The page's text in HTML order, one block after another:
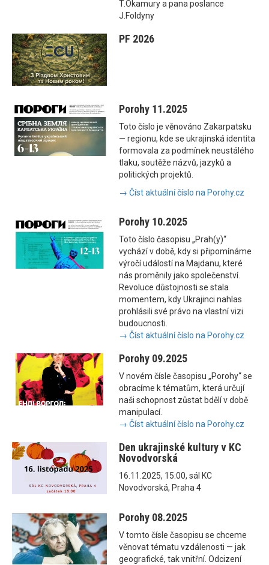
T.Okamury a pana poslance
J.Foldyny
PF 2026
Porohy 11.2025
Toto číslo je věnováno Zakarpatsku
— regionu, kde se ukrajinská identita
formovala za podmínek neustálého
tlaku, soutěže názvů, jazyků a
politických projektů.
→ Číst aktuální číslo na Porohy.cz
Porohy 10.2025
Toto číslo časopisu „Prah(y)“
vychází v době, kdy si připomínáme
výročí událostí na Majdanu, které
nás proměnily jako společenství.
Revoluce důstojnosti se stala
momentem, kdy Ukrajinci nahlas
prohlásili své právo na vlastní vizi
budoucnosti.
→ Číst aktuální číslo na Porohy.cz
Porohy 09.2025
V novém čísle časopisu „Porohy“ se
obracíme k tématům, která určují
naši schopnost zůstat bdělí v době
manipulací.
→ Číst aktuální číslo na Porohy.cz
Den ukrajinské kultury v KC
Novodvorská
16.11.2025, 15:00, sál KC
Novodvorská, Praha 4
Porohy 08.2025
V tomto čísle časopisu se chceme
věnovat tématu vzdálenosti — jak
geografické, tak vnitřní. Odcizení